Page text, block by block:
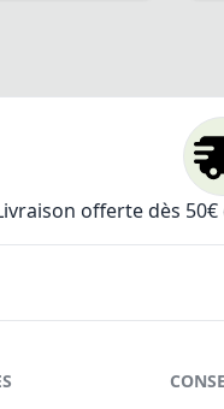
offerte dès